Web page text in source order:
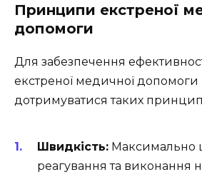
Принципи екстреної
допомоги
Для забезпечення
екстреної медичної допомоги
дотримуватися таких
Швидкість: Максимально
реагування та виконання